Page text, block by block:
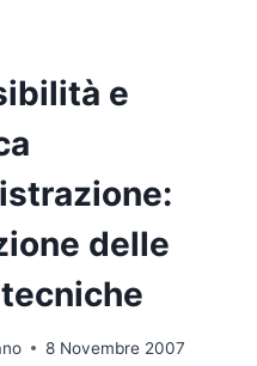
e
delle
8 Novembre 2007